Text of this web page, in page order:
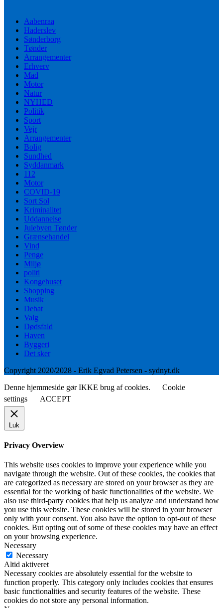
Aabenraa
Haderslev
Sønderborg
Tønder
Arrangementer
Erhverv
Mad
Motor
Natur
NYHED
Politik
Sport
Vejr
Arrangementer
Bolig
Sundhed
Syddanmark
112
Motor
COVID-19
Sort Sol
Kriminalitet
Uddannelse
Julebyen Tønder
Grænsehandel
Vind
Penge
Miljø
politi
Kongehuset
Shopping
Musik
Debat
Valg
Dødsfald
Haven
Byggeri
Det sker
Copyright 2020/2028 - Erik Egvad Petersen - sydnyt.dk
Denne hjemmeside gør IKKE brug af cookies.
Cookie
settings
ACCEPT
Luk
Privacy Overview
This website uses cookies to improve your experience while you
navigate through the website. Out of these cookies, the cookies that
are categorized as necessary are stored on your browser as they are
essential for the working of basic functionalities of the website. We
also use third-party cookies that help us analyze and understand how
you use this website. These cookies will be stored in your browser
only with your consent. You also have the option to opt-out of these
cookies. But opting out of some of these cookies may have an effect
on your browsing experience.
Necessary
Necessary
Altid aktiveret
Necessary cookies are absolutely essential for the website to
function properly. This category only includes cookies that ensures
basic functionalities and security features of the website. These
cookies do not store any personal information.